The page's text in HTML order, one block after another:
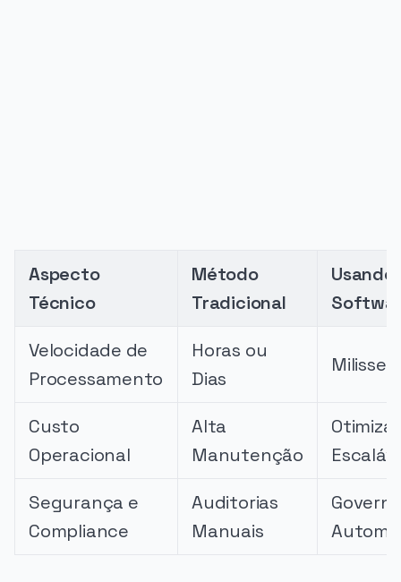
Aspecto
Técnico
Método
Tradicional
Usando
Velocidade de
Processamento
Horas ou
Dias
Custo
Operacional
Alta
Manutenção
Segurança e
Compliance
Auditorias
Manuais